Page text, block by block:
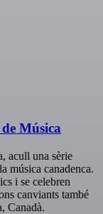
Música
acull una sèrie
música canadenca.
i se celebren
canviants també
Canadà.